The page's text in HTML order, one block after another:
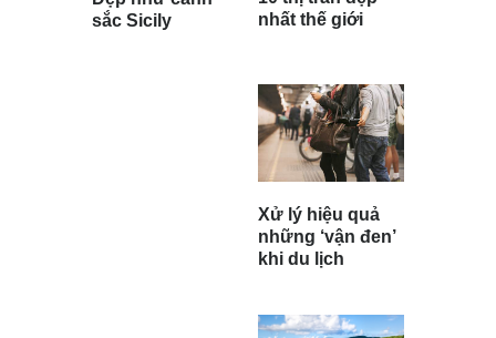
sắc Sicily
nhất thế giới
Xử lý hiệu quả
những ‘vận đen’
khi du lịch